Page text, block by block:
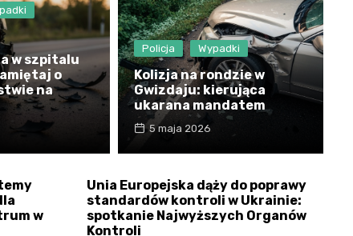
w szpitalu
o
na
Policja Wypadki
Kolizja na rondzie w
Gwizdaju: kierująca
ukarana mandatem
5 maja 2026
w
Unia Europejska dąży do poprawy
standardów kontroli w Ukrainie:
spotkanie Najwyższych Organów
Kontroli